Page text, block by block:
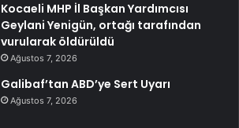
Kocaeli MHP İl Başkan Yardımcısı
Geylani Yenigün, ortağı tarafından
vurularak öldürüldü
Ağustos 7, 2026
Galibaf’tan ABD’ye Sert Uyarı
Ağustos 7, 2026